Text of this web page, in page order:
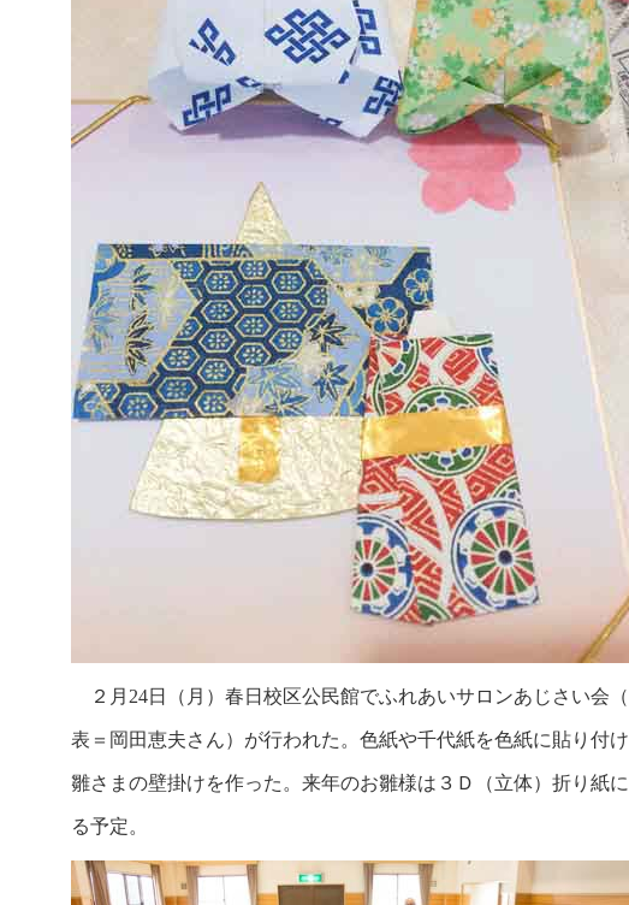
２月24日（月）春日校区公民館でふれあいサロンあじさい会
表＝岡田恵夫さん）が行われた。色紙や千代紙を色紙に貼り付
雛さまの壁掛けを作った。来年のお雛様は３Ｄ（立体）折り紙
る予定。